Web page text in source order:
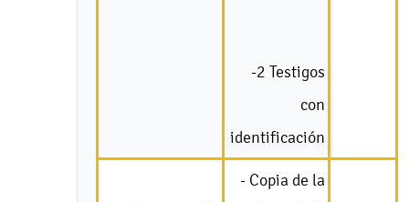
-2 Testigos
con
identificación
- Copia de la